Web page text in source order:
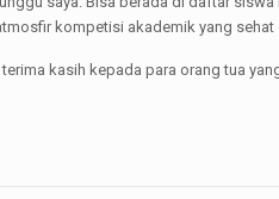
kompetisi akademik yang
kasih kepada para orang tua